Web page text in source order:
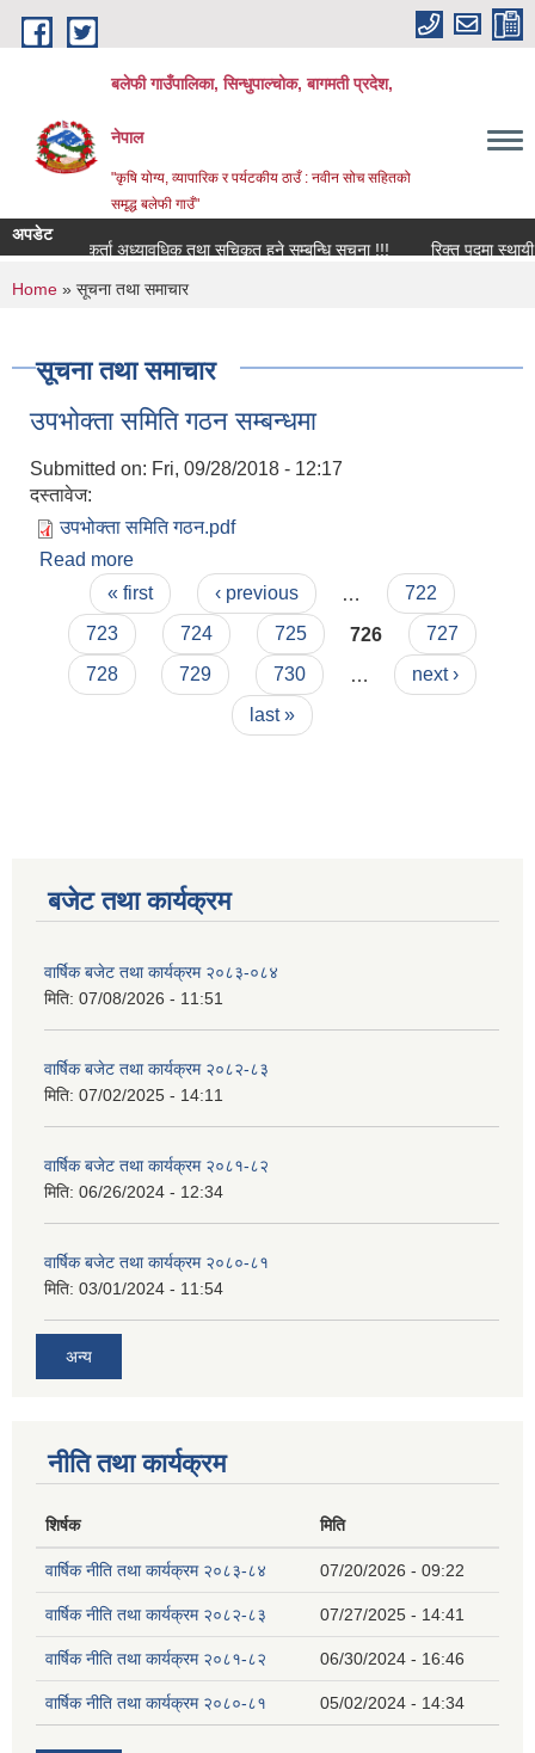
Skip to main content
बलेफी गाउँपालिका, सिन्धुपाल्चोक, बागमती प्रदेश,
नेपाल
"कृषि योग्य, व्यापारिक र पर्यटकीय ठाउँ : नवीन सोच सहितको
समृद्ध बलेफी गाउँ"
अपडेट
मेलमिलापकर्ता अध्यावधिक तथा सूचिकृत हुने सम्बन्धि सूचना !!!
रिक्त पदमा स्थायी
You are here
Home » सूचना तथा समाचार
सूचना तथा समाचार
उपभोक्ता समिति गठन सम्बन्धमा
Submitted on: Fri, 09/28/2018 - 12:17
दस्तावेज:
उपभोक्ता समिति गठन.pdf
Read more
Pages« first ‹ previous
722
723
724 725 726
727
728
729 730
next ›
last »
बजेट तथा कार्यक्रम
वार्षिक बजेट तथा कार्यक्रम २०८३-०८४
मिति: 07/08/2026 - 11:51
वार्षिक बजेट तथा कार्यक्रम २०८२-८३
मिति: 07/02/2025 - 14:11
वार्षिक बजेट तथा कार्यक्रम २०८१-८२
मिति: 06/26/2024 - 12:34
वार्षिक बजेट तथा कार्यक्रम २०८०-८१
मिति: 03/01/2024 - 11:54
अन्य
नीति तथा कार्यक्रम
शिर्षक मिति
वार्षिक नीति तथा कार्यक्रम २०८३-८४ 07/20/2026 - 09:22
वार्षिक नीति तथा कार्यक्रम २०८२-८३ 07/27/2025 - 14:41
वार्षिक नीति तथा कार्यक्रम २०८१-८२ 06/30/2024 - 16:46
वार्षिक नीति तथा कार्यक्रम २०८०-८१ 05/02/2024 - 14:34